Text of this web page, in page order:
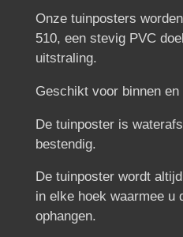
Onze tuinposters
510, een stevig PVC
uitstraling.
Geschikt voor binnen
De tuinposter is
bestendig.
De tuinposter wordt
in elke hoek waarmee u
ophangen.